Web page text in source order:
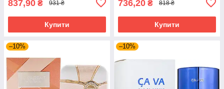
837,90 ₴ 931 ₴
Купити
736,20 ₴ 818 ₴
Купити
–10% –10%